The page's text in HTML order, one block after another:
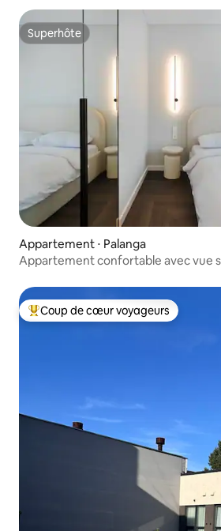
Superhôte
Superhôte
Appartement ⋅ Palanga
Appartement confortable avec vue
Coups de cœur voyageurs les plus
Coup de cœur voyageurs